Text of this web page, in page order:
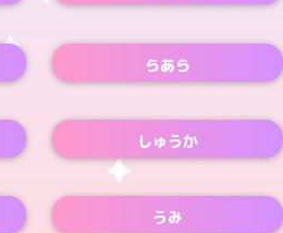
らあら
しゅうか
うみ